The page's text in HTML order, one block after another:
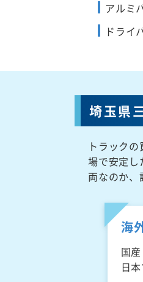
アルミ
ドライ
埼玉県
トラック
場で安定し
両なのか、
海
国
日